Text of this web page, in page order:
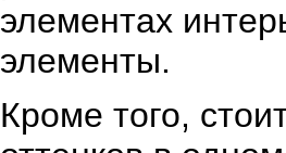
элементах
элементы.
Кроме того,